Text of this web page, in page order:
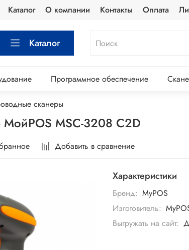
Каталог О компании Контакты Оплата
Каталог
Программное обеспечение
сканеры
MSC-3208 C2D
Добавить в сравнение
Характеристики
Бренд: MyPOS
Изготовитель:
Выгружать на сайт: